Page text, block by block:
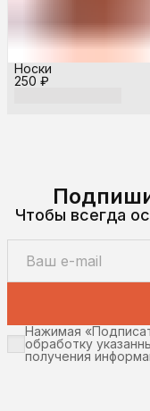
250 ₽
Носки
Чтобы всегда
Нажимая
обработку
получения